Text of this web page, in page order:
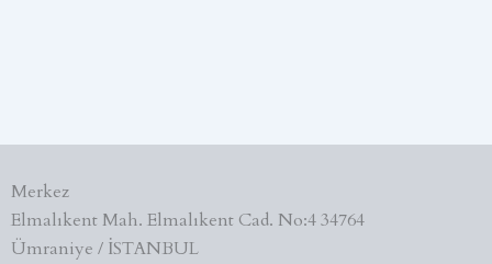
Merkez
Elmalıkent Mah. Elmalıkent Cad. No:4 34764
Ümraniye / İSTANBUL